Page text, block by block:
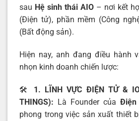
sau Hệ sinh thái AIO – nơi kết
(Điện tử), phần mềm (Công
(Bất động sản).
Hiện nay, anh đang điều hành
nhọn kinh doanh chiến lược:
🛠️ 1. LĨNH VỰC ĐIỆN TỬ &
THINGS): Là Founder của Điện
phong trong việc sản xuất thiết